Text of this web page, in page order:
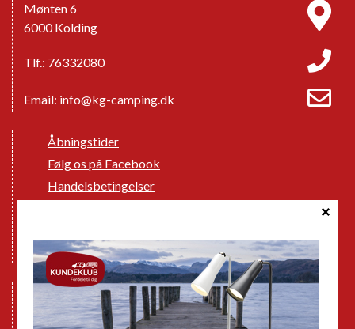
Mønten 6
6000 Kolding
Tlf.: 76332080
Email: info@kg-camping.dk
Åbningstider
Følg os på Facebook
Handelsbetingelser
GPDR - Optagelse af foto og video
Nye Campingvogne
Nye Autocampere og Vans